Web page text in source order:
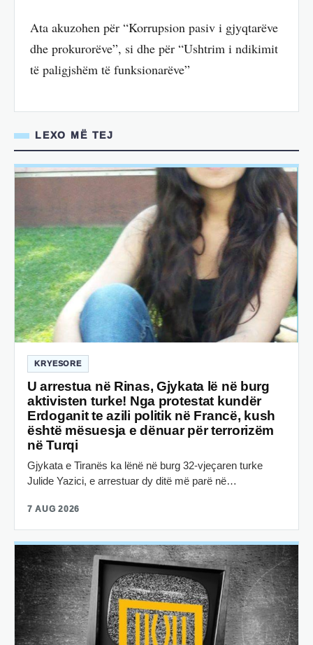
Ata akuzohen për “Korrupsion pasiv i gjyqtarëve
dhe prokurorëve”, si dhe për “Ushtrim i ndikimit
të paligjshëm të funksionarëve”
LEXO MË TEJ
KRYESORE
U arrestua në Rinas, Gjykata lë në burg
aktivisten turke! Nga protestat kundër
Erdoganit te azili politik në Francë, kush
është mësuesja e dënuar për terrorizëm
në Turqi
Gjykata e Tiranës ka lënë në burg 32-vjeçaren turke
Julide Yazici, e arrestuar dy ditë më parë në…
7 AUG 2026